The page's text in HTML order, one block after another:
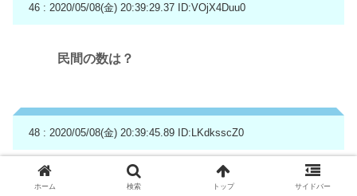
46 : 2020/05/08(金) 20:39:29.37 ID:VOjX4Duu0
民間の数は？
48 : 2020/05/08(金) 20:39:45.89 ID:LKdksscZ0
東京都は相変わらず検査の陽性率が高いですね
ホーム 検索 トップ サイドバー